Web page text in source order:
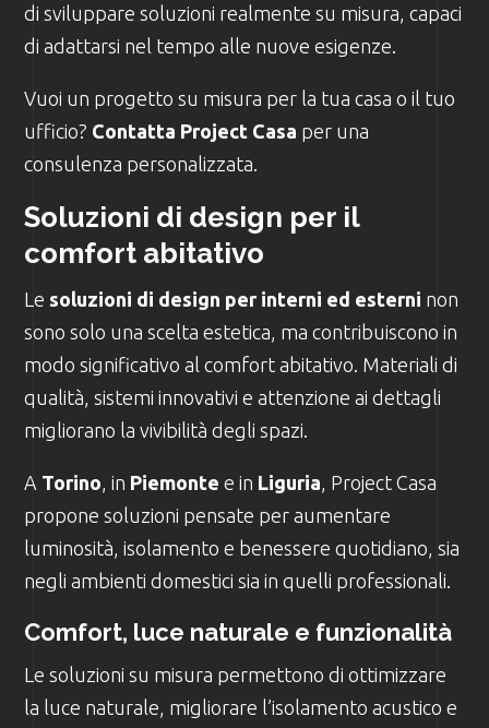
di sviluppare soluzioni realmente su misura, capaci
di adattarsi nel tempo alle nuove esigenze.
Vuoi un progetto su misura per la tua casa o il tuo
ufficio? Contatta Project Casa per una
consulenza personalizzata.
Soluzioni di design per il
comfort abitativo
Le soluzioni di design per interni ed esterni non
sono solo una scelta estetica, ma contribuiscono in
modo significativo al comfort abitativo. Materiali di
qualità, sistemi innovativi e attenzione ai dettagli
migliorano la vivibilità degli spazi.
A Torino , in Piemonte e in Liguria , Project Casa
propone soluzioni pensate per aumentare
luminosità, isolamento e benessere quotidiano, sia
negli ambienti domestici sia in quelli professionali.
Comfort, luce naturale e funzionalità
Le soluzioni su misura permettono di ottimizzare
la luce naturale, migliorare l’isolamento acustico e